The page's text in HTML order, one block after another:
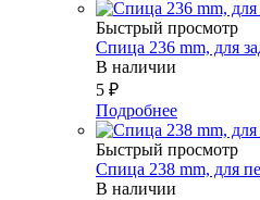
Быстрый просмотр
Спица 236 mm, для
В наличии
5 ₽
Подробнее
Быстрый просмотр
Спица 238 mm, для
В наличии